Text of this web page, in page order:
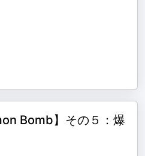
Bomb】その５：爆